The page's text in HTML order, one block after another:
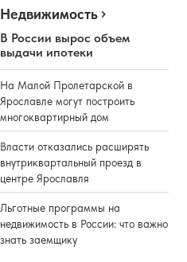
Недвижимость
В России вырос объем
выдачи ипотеки
На Малой Пролетарской в
Ярославле могут построить
многоквартирный дом
Власти отказались расширять
внутриквартальный проезд в
центре Ярославля
Льготные программы на
недвижимость в России: что важно
знать заемщику